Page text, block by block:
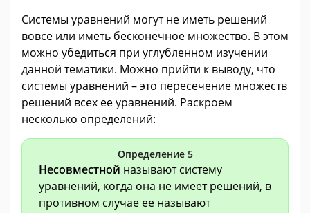
Системы уравнений могут не иметь решений
вовсе или иметь бесконечное множество. В этом
можно убедиться при углубленном изучении
данной тематики. Можно прийти к выводу, что
системы уравнений – это пересечение множеств
решений всех ее уравнений. Раскроем
несколько определений:
Определение 5
Несовместной называют систему
уравнений, когда она не имеет решений, в
противном случае ее называют